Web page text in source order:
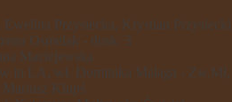
Przysiecka, Krystian
Osmelak - dosk. 3
Maciejewska
in LA, wł. Dominika Malaga - Zw.Mł,
Mariusz Klupś